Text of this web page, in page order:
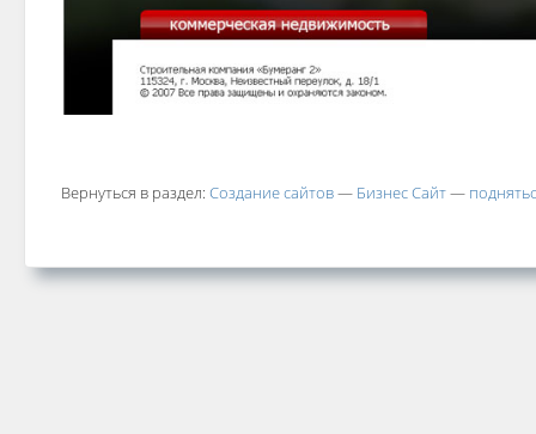
Вернуться в раздел: Создание сайтов— Бизнес Сайт—